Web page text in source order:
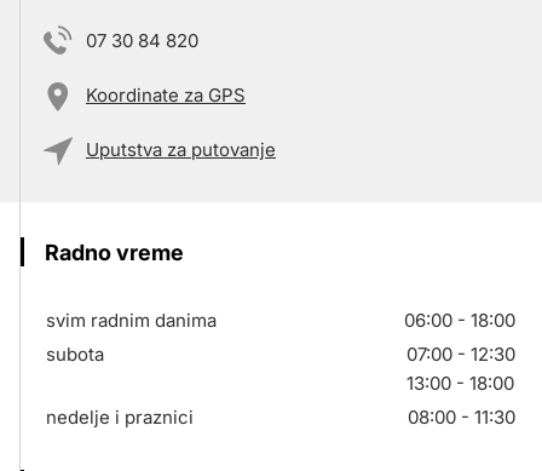
07 30 84 820
Koordinate za GPS
Uputstva za putovanje
Radno vreme
svim radnim danima
06:00 - 18:00
subota
07:00 - 12:30
13:00 - 18:00
nedelje i praznici
08:00 - 11:30